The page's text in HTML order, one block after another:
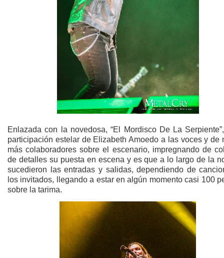
Enlazada con la novedosa, “El Mordisco De La
participación estelar de Elizabeth Amoedo a las voces y de
más colaboradores sobre el escenario, impregnando de
de detalles su puesta en escena y es que a lo largo de la
sucedieron las entradas y salidas, dependiendo de
los invitados, llegando a estar en algún momento casi 100
sobre la tarima.